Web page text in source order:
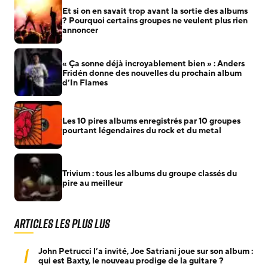
Et si on en savait trop avant la sortie des albums
? Pourquoi certains groupes ne veulent plus rien
annoncer
« Ça sonne déjà incroyablement bien » : Anders
Fridén donne des nouvelles du prochain album
d’In Flames
Les 10 pires albums enregistrés par 10 groupes
pourtant légendaires du rock et du metal
Trivium : tous les albums du groupe classés du
pire au meilleur
Articles les plus lus
1
John Petrucci l’a invité, Joe Satriani joue sur son album :
qui est Baxty, le nouveau prodige de la guitare ?